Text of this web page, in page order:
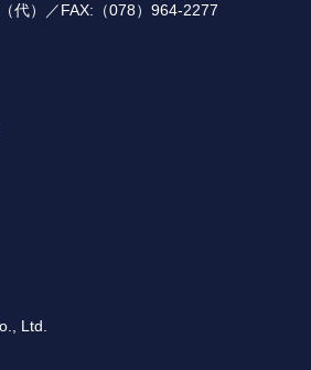
代）／FAX:（078）964-2277
Ltd.